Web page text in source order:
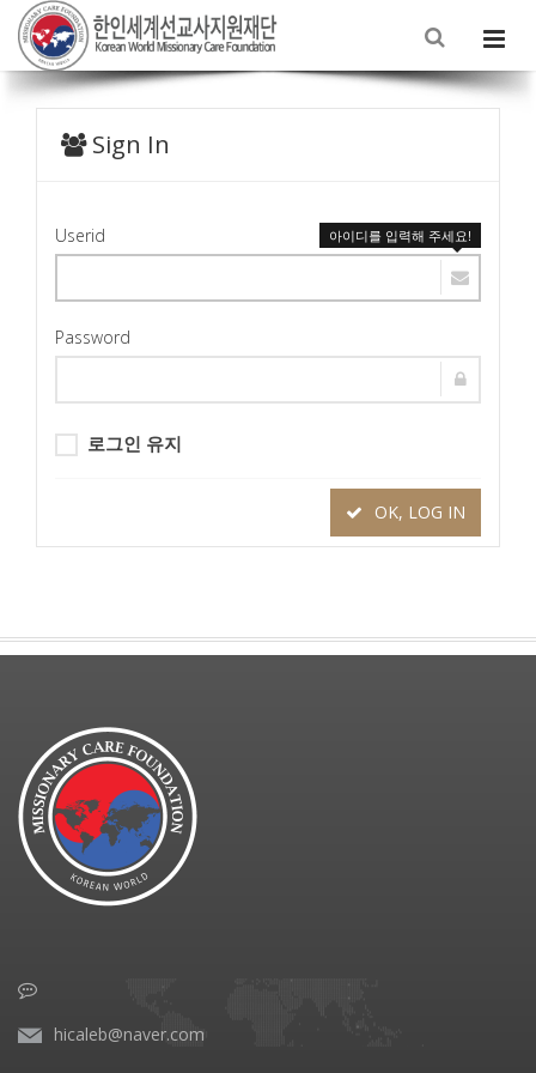
Sign In
Userid 아이디를 입력해 주세요!
Password
로그인 유지
OK, LOG IN
hicaleb@naver.com